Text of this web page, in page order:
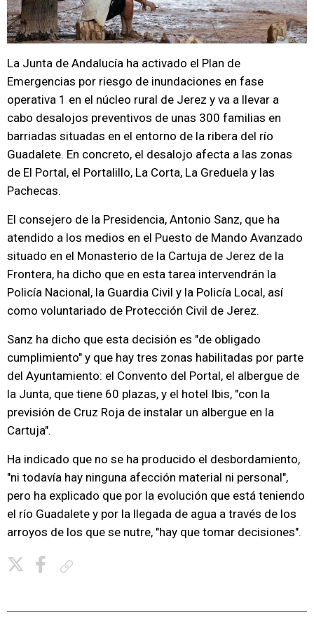
La Junta de Andalucía ha activado el Plan de
Emergencias por riesgo de inundaciones en fase
operativa 1 en el núcleo rural de Jerez y va a llevar a
cabo desalojos preventivos de unas 300 familias en
barriadas situadas en el entorno de la ribera del río
Guadalete. En concreto, el desalojo afecta a las zonas
de El Portal, el Portalillo, La Corta, La Greduela y las
Pachecas.
El consejero de la Presidencia, Antonio Sanz, que ha
atendido a los medios en el Puesto de Mando Avanzado
situado en el Monasterio de la Cartuja de Jerez de la
Frontera, ha dicho que en esta tarea intervendrán la
Policía Nacional, la Guardia Civil y la Policía Local, así
como voluntariado de Protección Civil de Jerez.
Sanz ha dicho que esta decisión es "de obligado
cumplimiento" y que hay tres zonas habilitadas por parte
del Ayuntamiento: el Convento del Portal, el albergue de
la Junta, que tiene 60 plazas, y el hotel Ibis, "con la
previsión de Cruz Roja de instalar un albergue en la
Cartuja".
Ha indicado que no se ha producido el desbordamiento,
"ni todavía hay ninguna afección material ni personal",
pero ha explicado que por la evolución que está teniendo
el río Guadalete y por la llegada de agua a través de los
arroyos de los que se nutre, "hay que tomar decisiones".